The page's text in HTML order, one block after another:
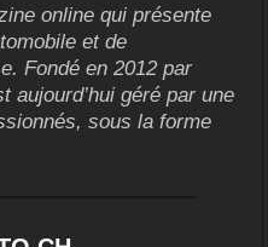
online qui présente
et de
Fondé en 2012 par
aujourd’hui géré par une
sous la forme